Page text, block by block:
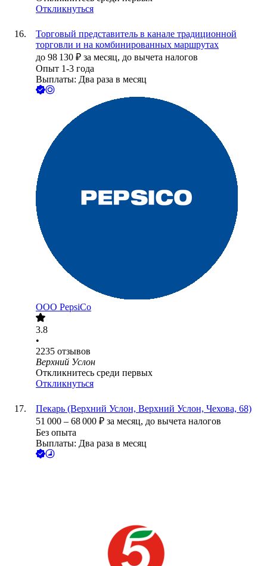
Откликнуться
Торговый представитель в канале традиционной
торговли и на комбинированных маршрутах
до 98 130 ₽ за месяц, до вычета налогов
Опыт 1-3 года
Выплаты: Два раза в месяц
ООО PepsiCo
3.8
•
2235 отзывов
Верхний Услон
Откликнитесь среди первых
Откликнуться
Пекарь (Верхний Услон, Верхний Услон, Чехова, 68)
51 000 – 68 000 ₽ за месяц, до вычета налогов
Без опыта
Выплаты: Два раза в месяц